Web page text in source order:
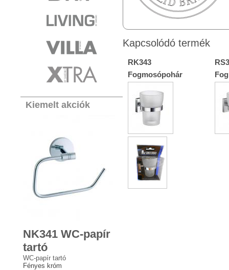
Kiemelt akciók
NK341 WC-papír
tartó
WC-papír tartó
Fényes króm
Kapcsolódó termék
RK343
Fogmosópohár